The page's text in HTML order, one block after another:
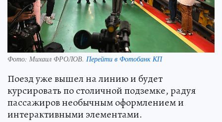
Фото: Михаил ФРОЛОВ. Перейти в Фотобанк КП
Поезд уже вышел на линию и будет
курсировать по столичной подземке, радуя
пассажиров необычным оформлением и
интерактивными элементами.